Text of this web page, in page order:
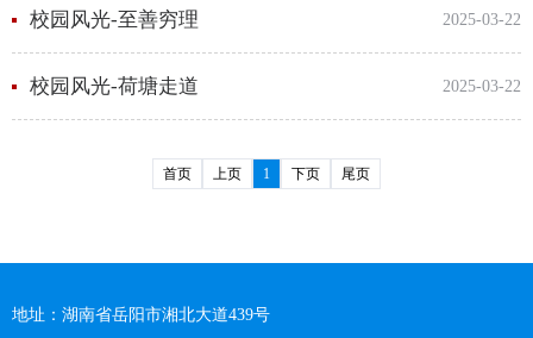
校园风光-至善穷理 2025-03-22
校园风光-荷塘走道 2025-03-22
首页 上页 1 下页 尾页
地址：湖南省岳阳市湘北大道439号